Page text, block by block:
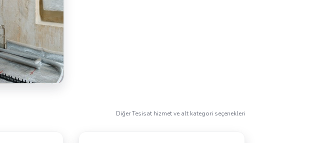
Diğer Tesisat hizmet ve alt kategori seçenekleri